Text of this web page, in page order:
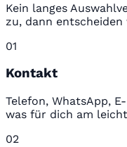
Kein langes
zu, dann entscheiden
01
Kontakt
Telefon, WhatsApp,
was für dich am
02